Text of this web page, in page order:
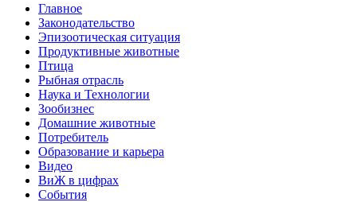
Главное
Законодательство
Эпизоотическая ситуация
Продуктивные животные
Птица
Рыбная отрасль
Наука и Технологии
Зообизнес
Домашние животные
Потребитель
Образование и карьера
Видео
ВиЖ в цифрах
События